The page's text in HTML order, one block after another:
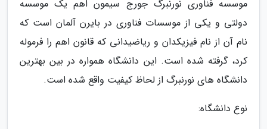
موسسه فناوری نورنبرگ جورج سیمون اهم یک موسسه
دولتی و یکی از موسسات فناوری در بایرن آلمان است که
نام آن از نام فیزیکدان و ریاضیدانی که قانون اهم را فرموله
کرد، گرفته شده است. این دانشگاه همواره در بین بهترین
دانشگاه های نورنبرگ از لحاظ کیفیت واقع شده است.
نوع دانشگاه: